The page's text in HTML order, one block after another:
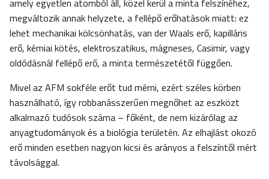
amely egyetlen atomból áll, közel kerül a minta felszínéhez,
megváltozik annak helyzete, a fellépő erőhatások miatt: ez
lehet mechanikai kölcsönhatás, van der Waals erő, kapilláris
erő, kémiai kötés, elektroszatikus, mágneses, Casimir, vagy
oldódásnál fellépő erő, a minta természetétől függően.
Mivel az AFM sokféle erőt tud mérni, ezért széles körben
használható, így robbanásszerűen megnőhet az eszközt
alkalmazó tudósok száma – főként, de nem kizárólag az
anyagtudományok és a biológia területén. Az elhajlást okozó
erő minden esetben nagyon kicsi és arányos a felszíntől mért
távolsággal.